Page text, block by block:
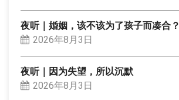
夜听｜婚姻，该不该为了孩子而凑合？
2026年8月3日
夜听｜因为失望，所以沉默
2026年8月3日